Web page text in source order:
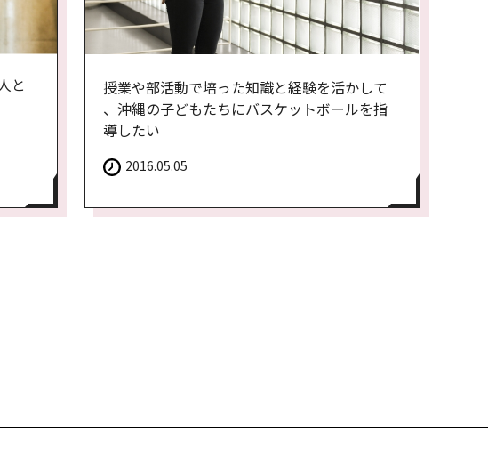
と
授業や部活動で培った知識と経験を活かして
、沖縄の子どもたちにバスケットボールを指
導したい
2016.05.05